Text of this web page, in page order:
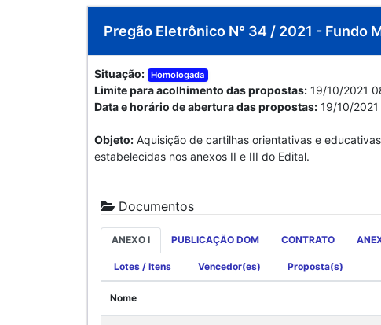
Pregão Eletrônico N° 34 / 2021 - Fundo
Situação: Homologada
Limite para acolhimento das propostas: 19/10/2021
Data e horário de abertura das propostas: 19/10/
Objeto: Aquisição de cartilhas orientativas e
estabelecidas nos anexos II e III do Edital.
Documentos
ANEXO I PUBLICAÇÃO DOM CONTRATO
Lotes / Itens Vencedor(es) Proposta(s)
Nome